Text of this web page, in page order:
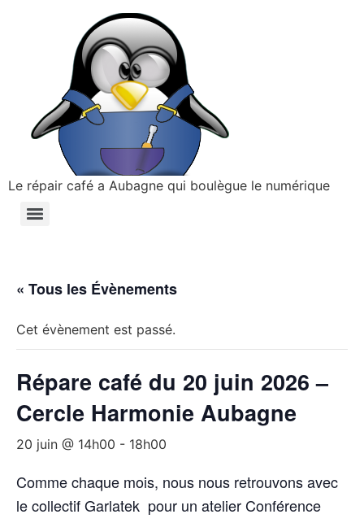
Le répair café a Aubagne qui boulègue le numérique
« Tous les Évènements
Cet évènement est passé.
Répare café du 20 juin 2026 –
Cercle Harmonie Aubagne
20 juin @ 14h00 - 18h00
Comme chaque mois, nous nous retrouvons avec
le collectif Garlatek pour un atelier Conférence